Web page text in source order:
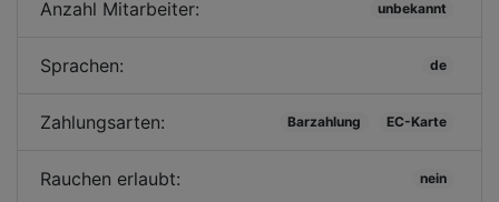
Anzahl Mitarbeiter: unbekannt
Sprachen: de
Zahlungsarten: Barzahlung EC-Karte
Rauchen erlaubt: nein